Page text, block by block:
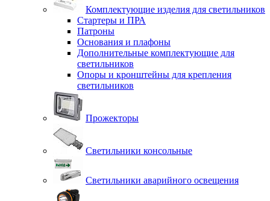
Комплектующие изделия для светильников
Стартеры и ПРА
Патроны
Основания и плафоны
Дополнительные комплектующие для
светильников
Опоры и кронштейны для крепления
светильников
Прожекторы
Светильники консольные
Светильники аварийного освещения